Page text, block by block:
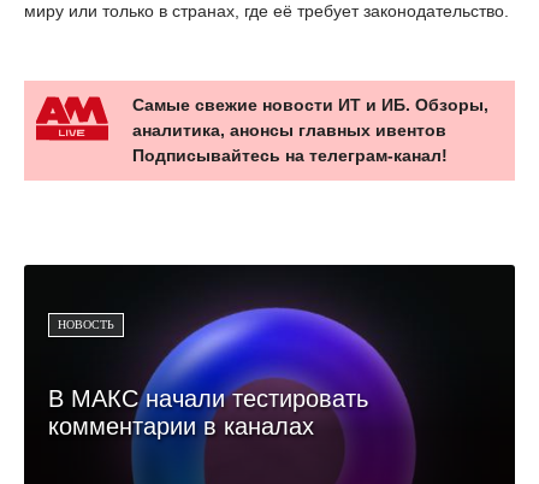
миру или только в странах, где её требует законодательство.
Самые свежие новости ИТ и ИБ. Обзоры,
аналитика, анонсы главных ивентов
Подписывайтесь на телеграм-канал!
НОВОСТЬ
В МАКС начали тестировать
комментарии в каналах